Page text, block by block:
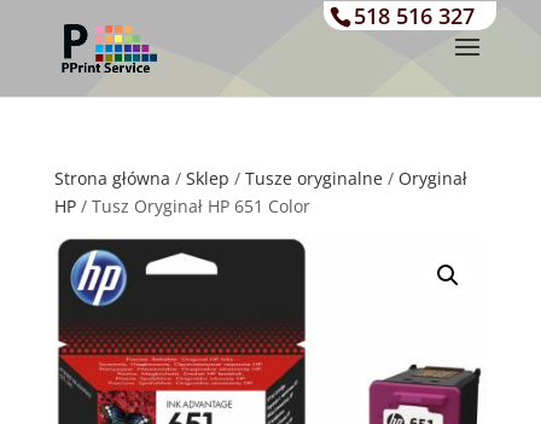
518 516 327
Strona główna / Sklep / Tusze oryginalne/ Oryginał
HP/ Tusz Oryginał HP 651 Color